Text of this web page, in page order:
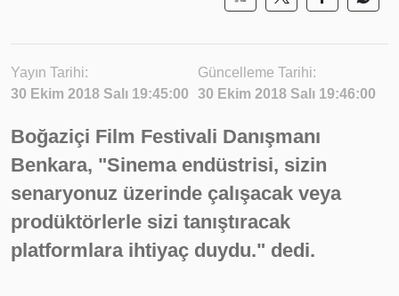
Yayın Tarihi:
30 Ekim 2018 Salı 19:45:00
Güncelleme Tarihi:
30 Ekim 2018 Salı 19:46:00
Boğaziçi Film Festivali Danışmanı
Benkara, "Sinema endüstrisi, sizin
senaryonuz üzerinde çalışacak veya
prodüktörlerle sizi tanıştıracak
platformlara ihtiyaç duydu." dedi.